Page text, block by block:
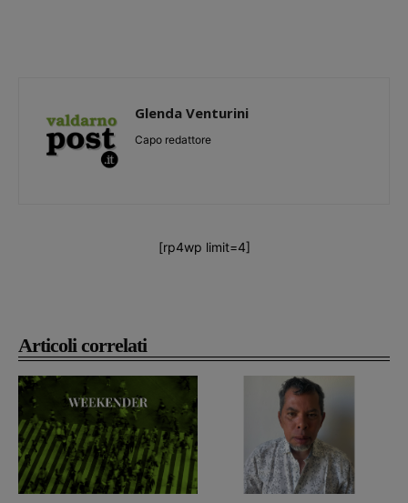
Articoli correlati
Glenda Venturini
Capo redattore
[rp4wp limit=4]